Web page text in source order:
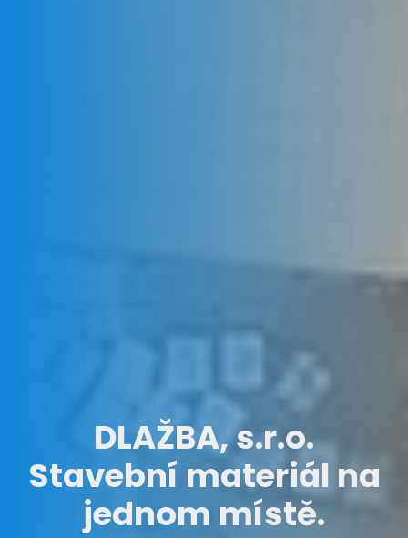
DLAŽBA, s.r.o.
Stavební materiál na
jednom místě.